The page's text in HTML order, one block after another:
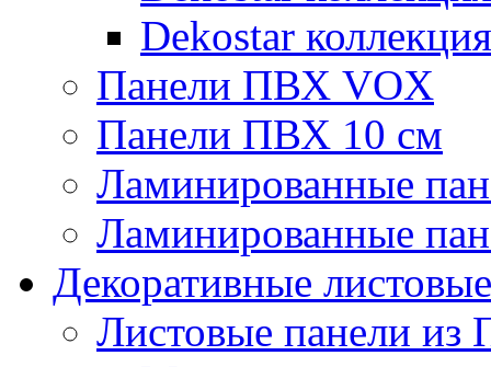
Dekostar
Панели ПВХ VOX
Панели ПВХ 10 см
Ламинированные
Ламинированные
Декоративные
Листовые панели из